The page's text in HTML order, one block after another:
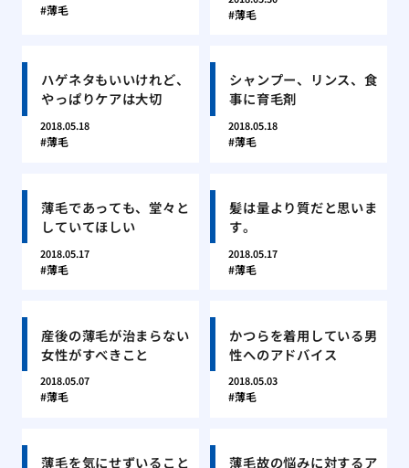
薄毛 薄毛
ハゲネタもいいけれど、
やっぱりケアは大切
2018.05.18
薄毛
シャンプー、リンス、食
事に育毛剤
2018.05.18
薄毛
薄毛であっても、堂々と
していてほしい
2018.05.17
薄毛
髪は量より質だと思いま
す。
2018.05.17
薄毛
産後の薄毛が治まらない
女性がすべきこと
2018.05.07
薄毛
かつらを着用している男
性へのアドバイス
2018.05.03
薄毛
薄毛を気にせずいること 薄毛故の悩みに対するア